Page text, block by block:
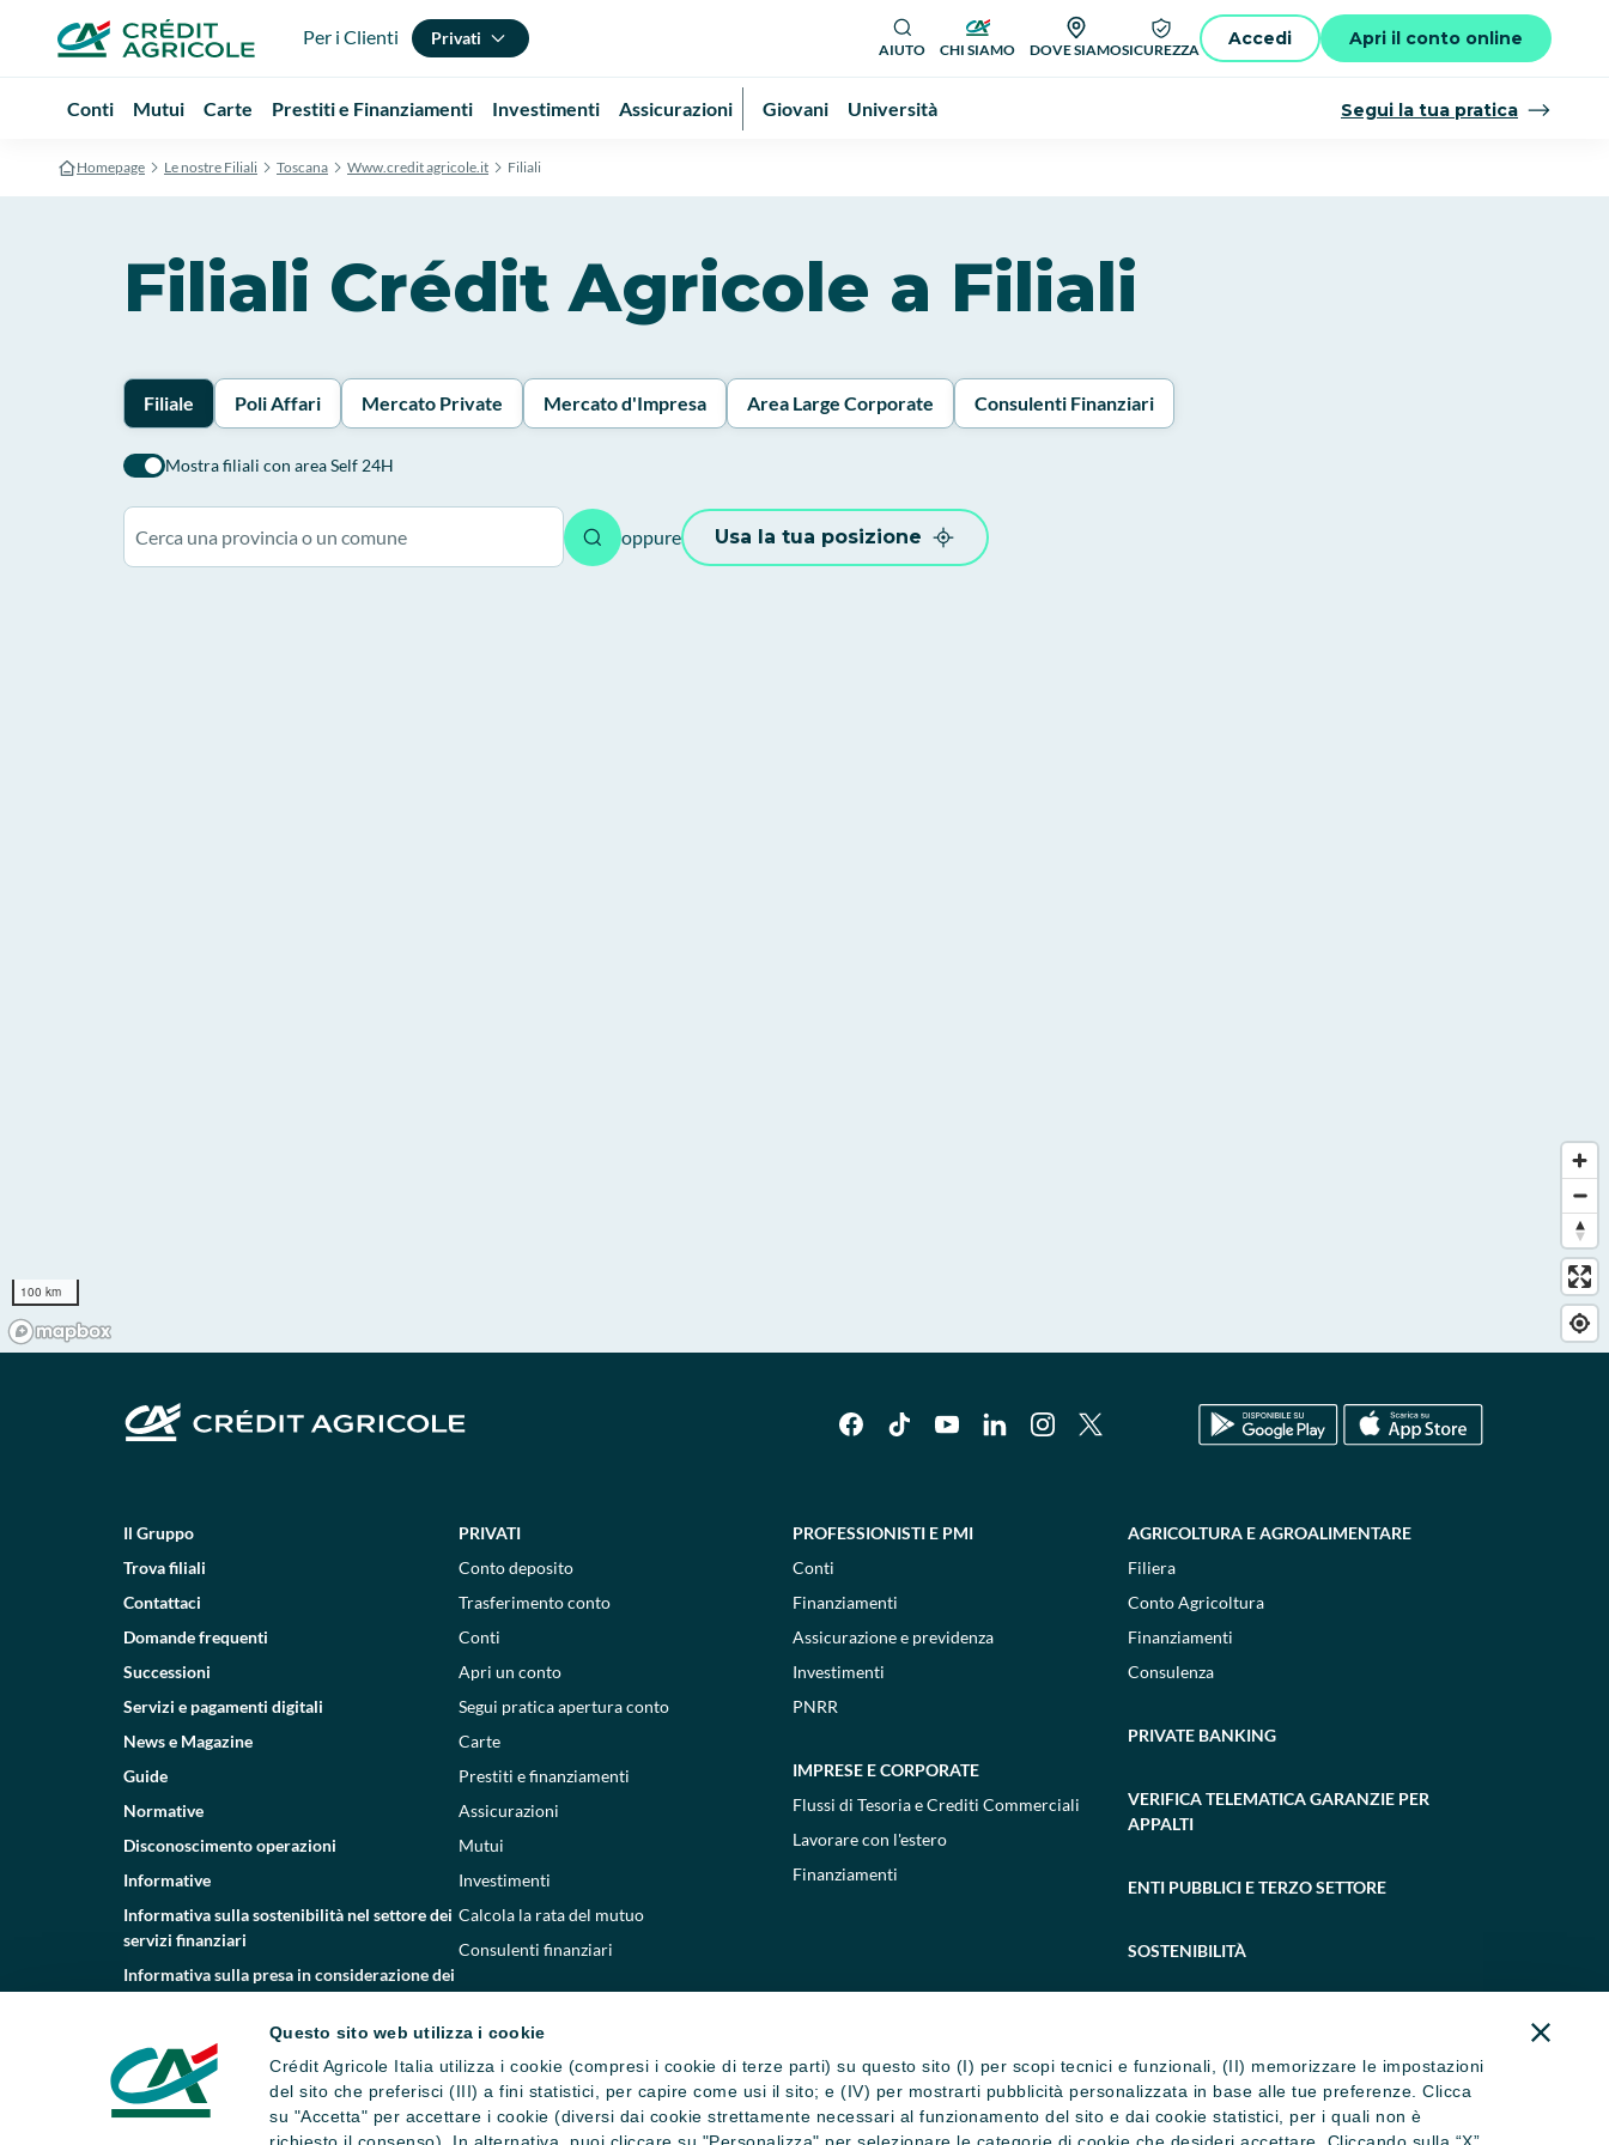
Questo sito web utilizza i cookie
Crédit Agricole Italia utilizza i cookie (compresi i cookie di terze parti) su questo sito (I) per scopi tecnici e funzionali, (II) memorizzare le impostazioni
del sito che preferisci (III) a fini statistici, per capire come usi il sito; e (IV) per mostrarti pubblicità personalizzata in base alle tue preferenze. Clicca
su "Accetta" per accettare i cookie (diversi dai cookie strettamente necessari al funzionamento del sito e dai cookie statistici, per i quali non è
Per i Clienti Privati
AIUTO CHI SIAMO DOVE SIAMOSICUREZZA
Accedi Apri il conto online
Conti Mutui Carte Prestiti e Finanziamenti Investimenti Assicurazioni Giovani Università Segui la tua pratica
Homepage Le nostre Filiali Toscana Www.credit agricole.it Filiali
Filiali Crédit Agricole a Filiali
Filiale Poli Affari Mercato Private Mercato d'Impresa Area Large Corporate Consulenti Finanziari
Mostra filiali con area Self 24H
oppure Usa la tua posizione
100 km
Il Gruppo
Trova filiali
Contattaci
Domande frequenti
Successioni
Servizi e pagamenti digitali
News e Magazine
Guide
Normative
Disconoscimento operazioni
Informative
Informativa sulla sostenibilità nel settore dei
servizi finanziari
Informativa sulla presa in considerazione dei
Whistleblowing
PRIVATI
Conto deposito
Trasferimento conto
Conti
Apri un conto
Segui pratica apertura conto
Carte
Prestiti e finanziamenti
Assicurazioni
Mutui
Investimenti
Calcola la rata del mutuo
Consulenti finanziari
PROFESSIONISTI E PMI
Conti
Finanziamenti
Assicurazione e previdenza
Investimenti
PNRR
IMPRESE E CORPORATE
Flussi di Tesoria e Crediti Commerciali
Lavorare con l'estero
Finanziamenti
AGRICOLTURA E AGROALIMENTARE
Filiera
Conto Agricoltura
Finanziamenti
Consulenza
PRIVATE BANKING
VERIFICA TELEMATICA GARANZIE PER
APPALTI
ENTI PUBBLICI E TERZO SETTORE
SOSTENIBILITÀ